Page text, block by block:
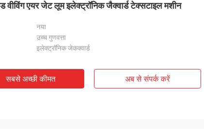
वीविंग एयर जेट लूम इलेक्ट्रॉनिक जैक्वार्ड टेक्सटाइल मशीन
नया
उच्च गुणवत्ता
इलेक्ट्रॉनिक जेकक्वार्ड
सबसे अच्छी कीमत अब से संपर्क करें